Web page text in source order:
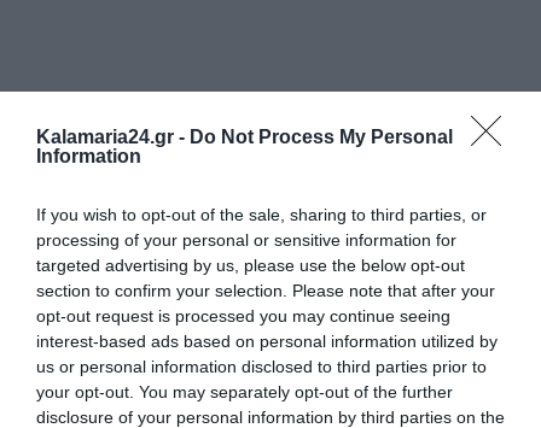
Kalamaria24.gr - Do Not Process My Personal
Information
If you wish to opt-out of the sale, sharing to third parties, or
processing of your personal or sensitive information for
targeted advertising by us, please use the below opt-out
section to confirm your selection. Please note that after your
opt-out request is processed you may continue seeing
interest-based ads based on personal information utilized by
us or personal information disclosed to third parties prior to
your opt-out. You may separately opt-out of the further
disclosure of your personal information by third parties on the